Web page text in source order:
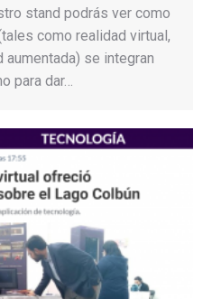
stand podrás ver como
como realidad virtual,
se integran
para dar…